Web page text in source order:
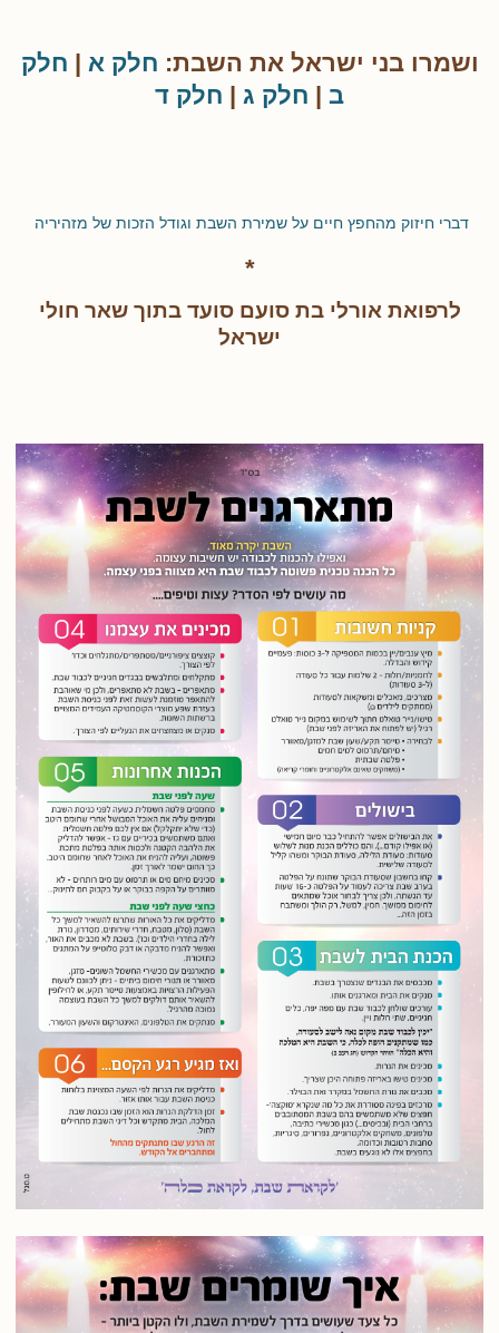
ושמרו בני ישראל את השבת: חלק א | חלק
ב | חלק ג | חלק ד
דברי חיזוק מהחפץ חיים על שמירת השבת וגודל הזכות של מזהיריה
*
לרפואת אורלי בת סועם סועד בתוך שאר חולי
ישראל